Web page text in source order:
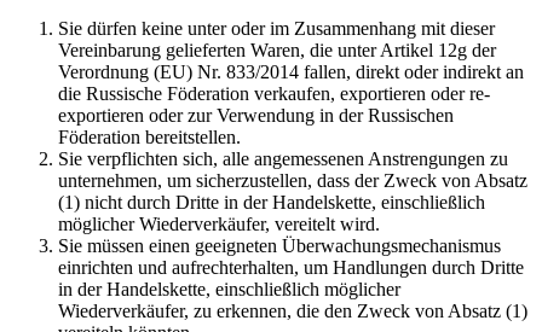
Sie dürfen keine unter oder im Zusammenhang mit dieser
Vereinbarung gelieferten Waren, die unter Artikel 12g der
Verordnung (EU) Nr. 833/2014 fallen, direkt oder indirekt an
die Russische Föderation verkaufen, exportieren oder re-
exportieren oder zur Verwendung in der Russischen
Föderation bereitstellen.
Sie verpflichten sich, alle angemessenen Anstrengungen zu
unternehmen, um sicherzustellen, dass der Zweck von Absatz
(1) nicht durch Dritte in der Handelskette, einschließlich
möglicher Wiederverkäufer, vereitelt wird.
Sie müssen einen geeigneten Überwachungsmechanismus
einrichten und aufrechterhalten, um Handlungen durch Dritte
in der Handelskette, einschließlich möglicher
Wiederverkäufer, zu erkennen, die den Zweck von Absatz (1)